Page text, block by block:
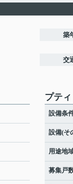
築
交
プテ
設備条
設備(そ
用途地
募集戸